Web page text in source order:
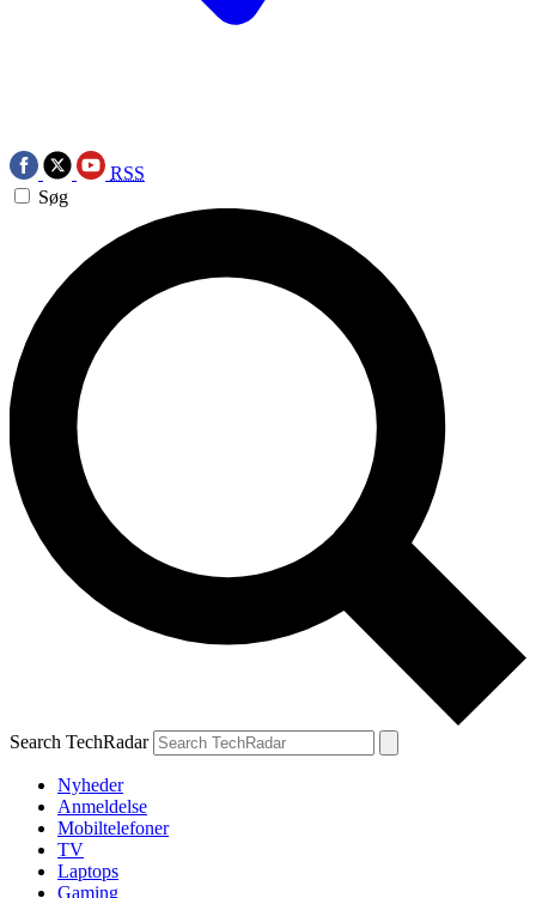
RSS
Søg
Search TechRadar
Nyheder
Anmeldelse
Mobiltelefoner
TV
Laptops
Gaming